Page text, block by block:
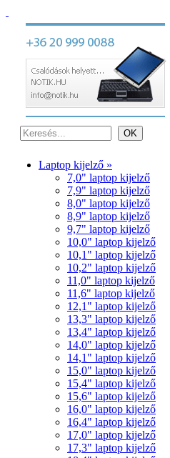
Laptop kijelző »
7,0" laptop kijelző
7,9" laptop kijelző
8,0" laptop kijelző
8,9" laptop kijelző
9,7" laptop kijelző
10,0" laptop kijelző
10,1" laptop kijelző
10,2" laptop kijelző
11,0" laptop kijelző
11,6" laptop kijelző
12,1" laptop kijelző
13,3" laptop kijelző
13,4" laptop kijelző
14,0" laptop kijelző
14,1" laptop kijelző
15,0" laptop kijelző
15,4" laptop kijelző
15,6" laptop kijelző
16,0" laptop kijelző
16,4" laptop kijelző
17,0" laptop kijelző
17,3" laptop kijelző